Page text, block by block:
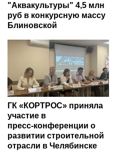
"Аквакультуры" 4,5 млн
руб в конкурсную массу
Блиновской
ГК «КОРТРОС» приняла
участие в
пресс‑конференции о
развитии строительной
отрасли в Челябинске